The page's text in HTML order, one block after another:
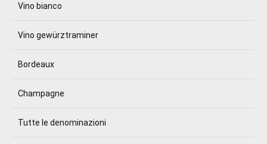
Vino bianco
Vino gewürztraminer
Bordeaux
Champagne
Tutte le denominazioni